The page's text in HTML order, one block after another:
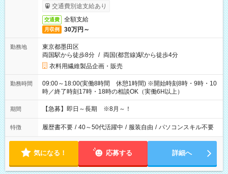
交通費別途支給あり
交通費 全額支給
月収例 30万円～
勤務地
東京都墨田区
両国駅から徒歩8分 / 両国(都営線)駅から徒歩4分
衣料用繊維製品企画・販売
勤務時間
09:00～18:00(実働8時間 休憩1時間) ※開始時刻8時・9時・10
時／終了時刻17時・18時の相談OK（実働6H以上）
期間 【急募】即日～長期 ※8月～！
特徴 履歴書不要 / 40～50代活躍中 / 服装自由 / パソコンスキル不要
気になる！ 応募する 詳細へ